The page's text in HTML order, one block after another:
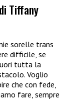
Tiffany
sorelle trans
difficile, se
tutta la
Voglio
che con fede,
fare, sempre